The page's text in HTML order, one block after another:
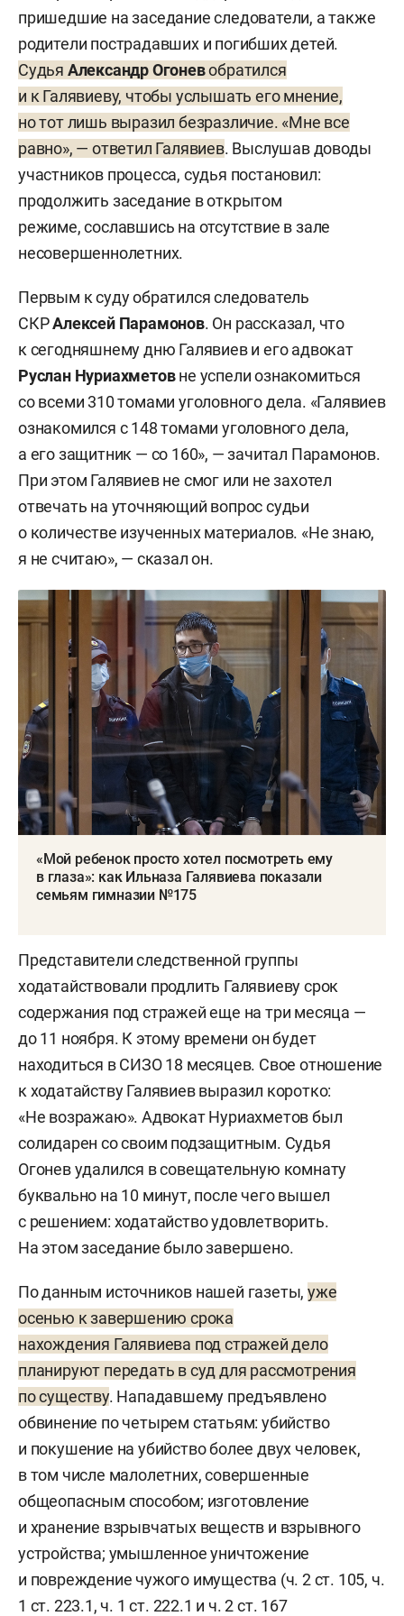
богом», но «осознал это не сразу». Кроме того,
стало известно, что за несколько дней
до расстрела Галявиев завел канал
в «Телеграме», где предупреждал, что «убьет
огромное количество биомусора».
признали невменяемым на момент совершения
преступления, однако результаты второй были
противоположны. Сейчас молодой человек
находится в СИЗО в столице Татарстана.
После трагедии приняли закон, согласно
которому увеличивается возраст покупки
оружия с 18 до 21 года. В Татарстане был
пришедшие на заседание следователи, а также
родители пострадавших и погибших детей.
Судья Александр Огоневобратился
и к Галявиеву, чтобы услышать его мнение,
но тот лишь выразил безразличие. «Мне все
равно», — ответил Галявиев. Выслушав доводы
участников процесса, судья постановил:
продолжить заседание в открытом
режиме, сославшись на отсутствие в зале
несовершеннолетних.
Первым к суду обратился следователь
СКРАлексей Парамонов. Он рассказал, что
к сегодняшнему дню Галявиев и его адвокат
Руслан Нуриахметовне успели ознакомиться
со всеми 310 томами уголовного дела. «Галявиев
ознакомился с 148 томами уголовного дела,
а его защитник — со 160», — зачитал Парамонов.
При этом Галявиев не смог или не захотел
отвечать на уточняющий вопрос судьи
о количестве изученных материалов. «Не знаю,
я не считаю», — сказал он.
«Мой ребенок просто хотел посмотреть ему
в глаза»: как Ильназа Галявиева показали
семьям гимназии №175
Представители следственной группы
ходатайствовали продлить Галявиеву срок
содержания под стражей еще на три месяца —
до 11 ноября. К этому времени он будет
находиться в СИЗО 18 месяцев. Свое отношение
к ходатайству Галявиев выразил коротко:
«Не возражаю». Адвокат Нуриахметов был
солидарен со своим подзащитным. Судья
Огонев удалился в совещательную комнату
буквально на 10 минут, после чего вышел
с решением: ходатайство удовлетворить.
На этом заседание было завершено.
По данным источников нашей газеты, уже
осенью к завершению срока
нахождения Галявиева под стражей дело
планируют передать в суд для рассмотрения
по существу. Нападавшему предъявлено
обвинение по четырем статьям: убийство
и покушение на убийство более двух человек,
в том числе малолетних, совершенные
общеопасным способом; изготовление
и хранение взрывчатых веществ и взрывного
устройства; умышленное уничтожение
и повреждение чужого имущества (ч. 2 ст. 105, ч.
1 ст. 223.1, ч. 1 ст. 222.1 и ч. 2 ст. 167